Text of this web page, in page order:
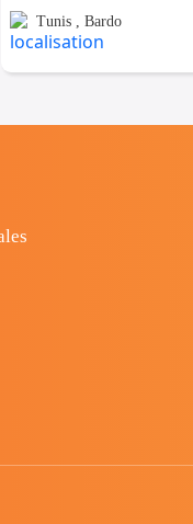
Tunis , Bardo